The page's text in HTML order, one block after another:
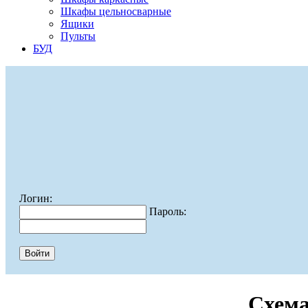
Шкафы цельносварные
Ящики
Пульты
БУД
Логин:
Пароль: